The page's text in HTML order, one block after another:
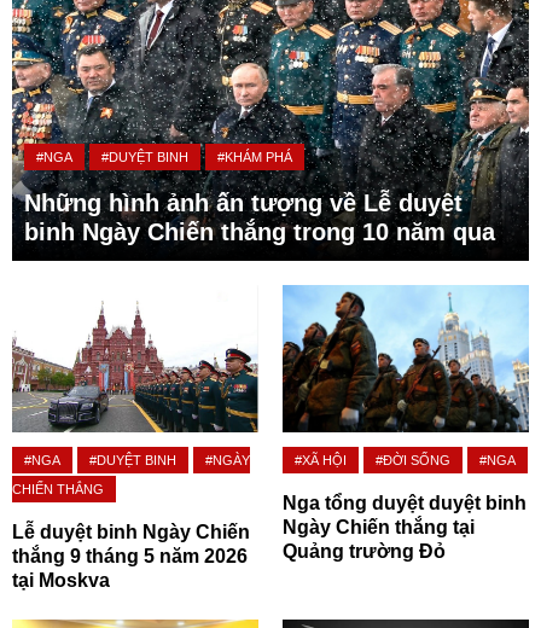
#NGA #DUYỆT BINH #KHÁM PHÁ
Những hình ảnh ấn tượng về Lễ duyệt
binh Ngày Chiến thắng trong 10 năm qua
#NGA #DUYỆT BINH
#NGÀY
CHIẾN THẮNG
Lễ duyệt binh Ngày Chiến
thắng 9 tháng 5 năm 2026
tại Moskva
#XÃ HỘI #ĐỜI SỐNG #NGA
Nga tổng duyệt duyệt binh
Ngày Chiến thắng tại
Quảng trường Đỏ